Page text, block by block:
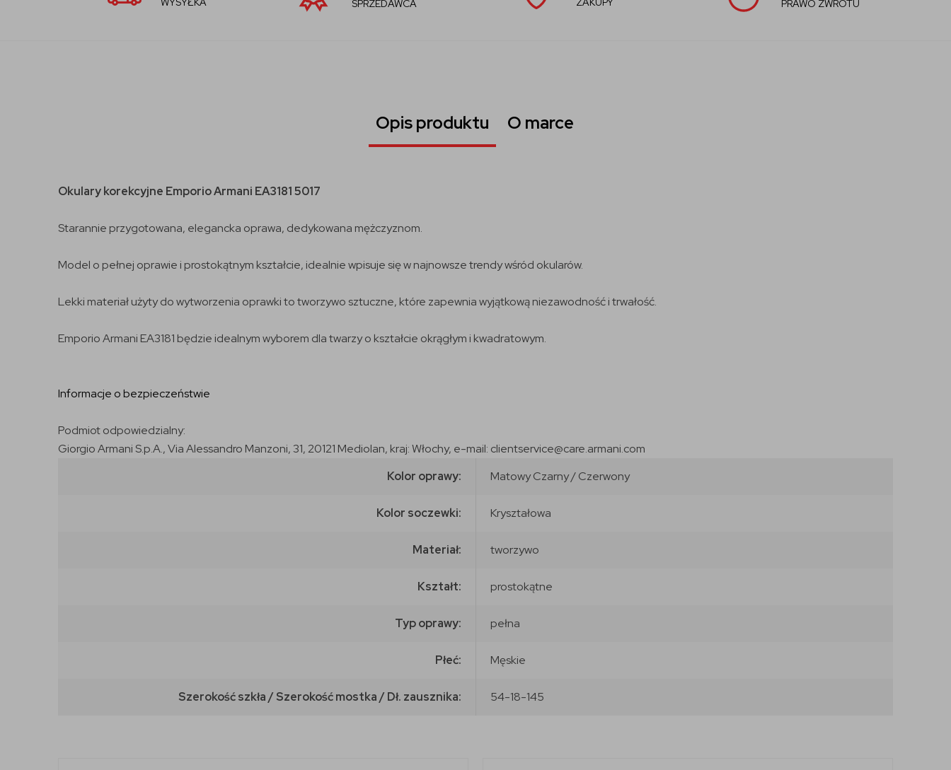
SPRZEDAWCA
PRAWO ZWROTU
Opis produktu O marce
Okulary korekcyjne Emporio Armani EA3181 5017
Starannie przygotowana, elegancka oprawa, dedykowana mężczyznom.
Model o pełnej oprawie i prostokątnym kształcie, idealnie wpisuje się w najnowsze trendy wśród okularów.
Lekki materiał użyty do wytworzenia oprawki to tworzywo sztuczne, które zapewnia wyjątkową niezawodność i trwałość.
Emporio Armani EA3181 będzie idealnym wyborem dla twarzy o kształcie okrągłym i kwadratowym.
Informacje o bezpieczeństwie
Podmiot odpowiedzialny:
Giorgio Armani S.p.A., Via Alessandro Manzoni, 31, 20121 Mediolan, kraj: Włochy, e-mail: clientservice@care.armani.com
Kolor oprawy:
Matowy Czarny / Czerwony
Kolor soczewki: Kryształowa
Materiał: tworzywo
Kształt: prostokątne
Typ oprawy: pełna
Płeć: Męskie
Szerokość szkła / Szerokość mostka / Dł. zausznika: 54-18-145